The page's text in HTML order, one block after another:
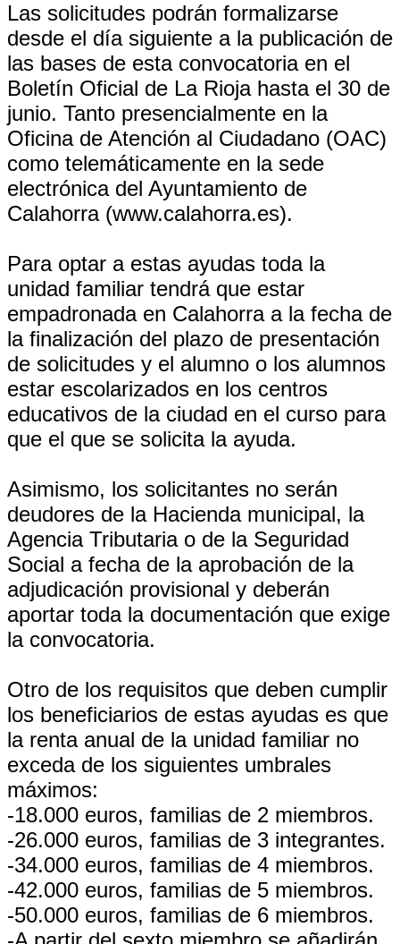
Las solicitudes podrán formalizarse
desde el día siguiente a la publicación de
las bases de esta convocatoria en el
Boletín Oficial de La Rioja hasta el 30 de
junio. Tanto presencialmente en la
Oficina de Atención al Ciudadano (OAC)
como telemáticamente en la sede
electrónica del Ayuntamiento de
Calahorra (www.calahorra.es).
Para optar a estas ayudas toda la
unidad familiar tendrá que estar
empadronada en Calahorra a la fecha de
la finalización del plazo de presentación
de solicitudes y el alumno o los alumnos
estar escolarizados en los centros
educativos de la ciudad en el curso para
que el que se solicita la ayuda.
Asimismo, los solicitantes no serán
deudores de la Hacienda municipal, la
Agencia Tributaria o de la Seguridad
Social a fecha de la aprobación de la
adjudicación provisional y deberán
aportar toda la documentación que exige
la convocatoria.
Otro de los requisitos que deben cumplir
los beneficiarios de estas ayudas es que
la renta anual de la unidad familiar no
exceda de los siguientes umbrales
máximos:
-18.000 euros, familias de 2 miembros.
-26.000 euros, familias de 3 integrantes.
-34.000 euros, familias de 4 miembros.
-42.000 euros, familias de 5 miembros.
-50.000 euros, familias de 6 miembros.